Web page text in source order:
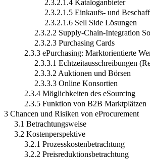
2.3.2.1.4 Kataloganbieter
2.3.2.1.5 Einkaufs- und
2.3.2.1.6 Sell Side Lösungen
2.3.2.2 Supply-Chain-Integration
2.3.2.3 Purchasing Cards
2.3.3 ePurchasing: Marktorientierte
2.3.3.1 Echtzeitausschreibungen
2.3.3.2 Auktionen und Börsen
2.3.3.3 Online Konsortien
2.3.4 Möglichkeiten des eSourcing
2.3.5 Funktion von B2B Marktplätzen
3 Chancen und Risiken von eProcurement
3.1 Betrachtungsweise
3.2 Kostenperspektive
3.2.1 Prozesskostenbetrachtung
3.2.2 Preisreduktionsbetrachtung